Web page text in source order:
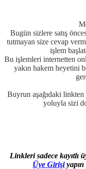
Bugün sizlere satış
tutmayan size cevap
işlem
Bu işlemleri internetten
yakın hakem heyetini
Buyrun aşağıdaki
yoluyla sizi
Linkleri sadece kayıtlı
Üye Girişiyapın